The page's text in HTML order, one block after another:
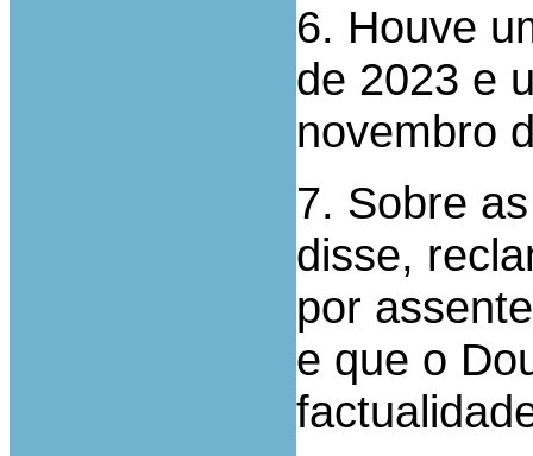
6. Houve
de 2023 e
novembro
7. Sobre
disse,
por
e que o